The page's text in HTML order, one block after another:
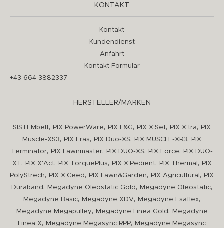
KONTAKT
Kontakt
Kundendienst
Anfahrt
Kontakt Formular
+43 664 3882337
HERSTELLER/MARKEN
SISTEMbelt, PIX PowerWare, PIX L&G, PIX X'Set, PIX X'tra,
PIX
Muscle-XS3, PIX Fras, PIX Duo-XS, PIX MUSCLE-XR3,
PIX
Terminator, PIX Lawnmaster, PIX DUO-XS, PIX Force,
PIX DUO-
XT, PIX X'Act, PIX TorquePlus, PIX X'Pedient, PIX Thermal ,
PIX
PolyStrech, PIX X'Ceed , PIX Lawn&Garden, PIX Agricultural ,
PIX
Duraband , Megadyne Oleostatic Gold , Megadyne Oleostatic,
Megadyne Basic, Megadyne XDV, Megadyne Esaflex,
Megadyne Megapulley, Megadyne Linea Gold ,
Megadyne
Linea X, Megadyne Megasync RPP, Megadyne Megasync